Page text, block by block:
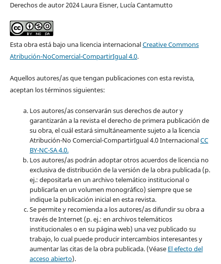
Derechos de autor 2024 Laura Eisner, Lucía Cantamutto
Esta obra está bajo una licencia internacionalCreative Commons
Atribución-NoComercial-CompartirIgual 4.0.
Aquellos autores/as que tengan publicaciones con esta revista,
aceptan los términos siguientes:
Los autores/as conservarán sus derechos de autor y
garantizarán a la revista el derecho de primera publicación de
su obra, el cuál estará simultáneamente sujeto a la licencia
Atribución-No Comercial-CompartirIgual 4.0 InternacionalCC
BY-NC-SA 4.0.
Los autores/as podrán adoptar otros acuerdos de licencia no
exclusiva de distribución de la versión de la obra publicada (p.
ej.: depositarla en un archivo telemático institucional o
publicarla en un volumen monográfico) siempre que se
indique la publicación inicial en esta revista.
Se permite y recomienda a los autores/as difundir su obra a
través de Internet (p. ej.: en archivos telemáticos
institucionales o en su página web) una vez publicado su
trabajo, lo cual puede producir intercambios interesantes y
aumentar las citas de la obra publicada. (Véase El efecto del
acceso abierto).